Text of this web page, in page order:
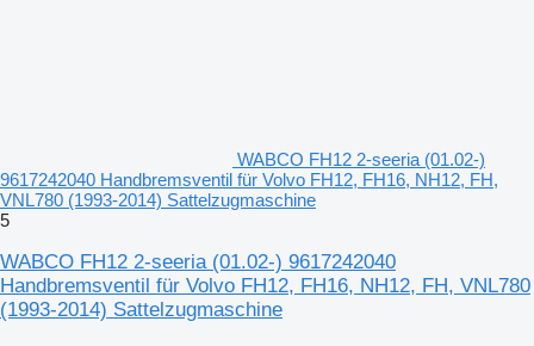
WABCO FH12 2-seeria (01.02-)
9617242040 Handbremsventil für Volvo FH12, FH16, NH12, FH,
VNL780 (1993-2014) Sattelzugmaschine
5
WABCO FH12 2-seeria (01.02-) 9617242040
Handbremsventil für Volvo FH12, FH16, NH12, FH, VNL780
(1993-2014) Sattelzugmaschine